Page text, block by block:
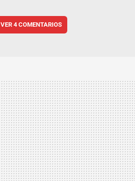
VER4 COMENTARIOS